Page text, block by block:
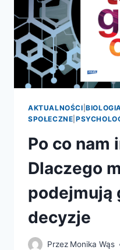
AKTUALNOŚCI |
SPOŁECZNE
Po co nam
Dlaczego
podejmują
decyzje
Przez Monika Wąs